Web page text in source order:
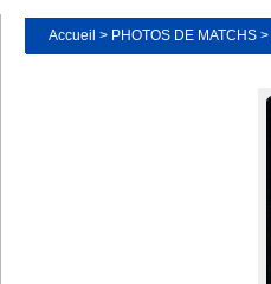
Accueil > PHOTOS DE MATCHS >